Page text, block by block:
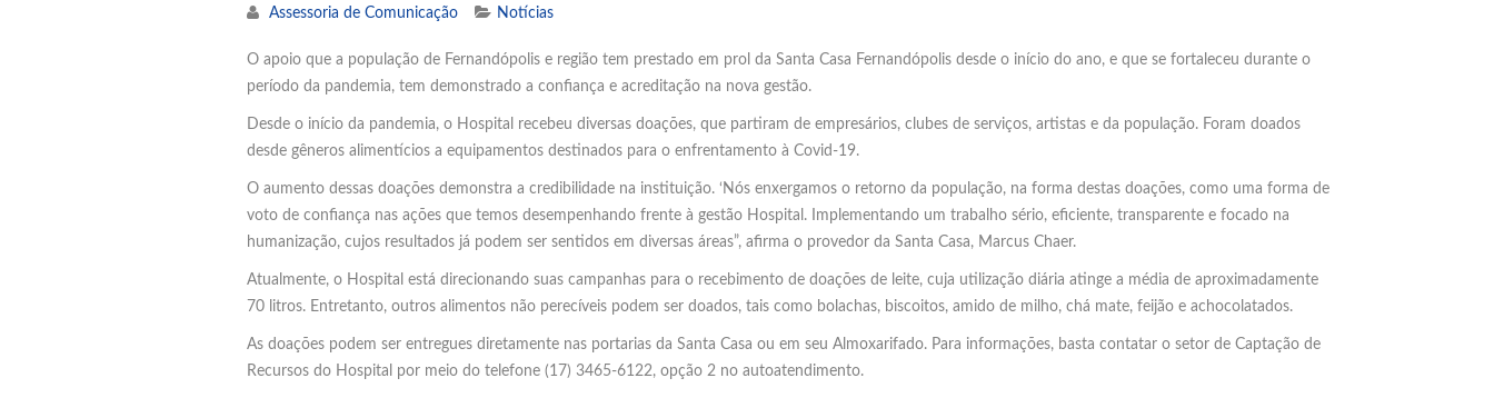
Assessoria de Comunicação Notícias
O apoio que a população de Fernandópolis e região tem prestado em prol da Santa Casa Fernandópolis desde o início do ano, e que se fortaleceu durante o
período da pandemia, tem demonstrado a confiança e acreditação na nova gestão.
Desde o início da pandemia, o Hospital recebeu diversas doações, que partiram de empresários, clubes de serviços, artistas e da população. Foram doados
desde gêneros alimentícios a equipamentos destinados para o enfrentamento à Covid-19.
O aumento dessas doações demonstra a credibilidade na instituição. ‘Nós enxergamos o retorno da população, na forma destas doações, como uma forma de
voto de confiança nas ações que temos desempenhando frente à gestão Hospital. Implementando um trabalho sério, eficiente, transparente e focado na
humanização, cujos resultados já podem ser sentidos em diversas áreas”, afirma o provedor da Santa Casa, Marcus Chaer.
Atualmente, o Hospital está direcionando suas campanhas para o recebimento de doações de leite, cuja utilização diária atinge a média de aproximadamente
70 litros. Entretanto, outros alimentos não perecíveis podem ser doados, tais como bolachas, biscoitos, amido de milho, chá mate, feijão e achocolatados.
As doações podem ser entregues diretamente nas portarias da Santa Casa ou em seu Almoxarifado. Para informações, basta contatar o setor de Captação de
Recursos do Hospital por meio do telefone (17) 3465-6122, opção 2 no autoatendimento.